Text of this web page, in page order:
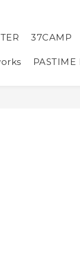
37CAMP
PASTIME